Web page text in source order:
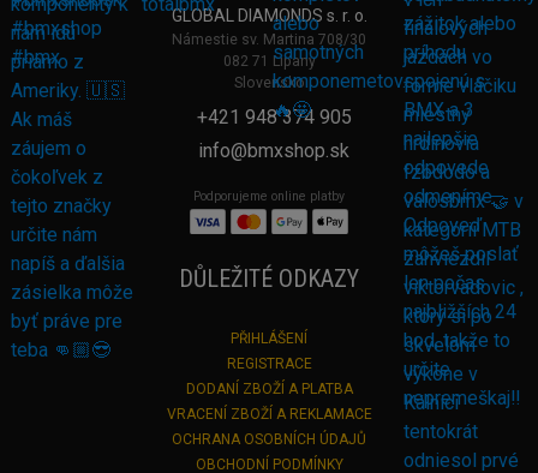
GLOBAL DIAMONDS s. r. o.
Námestie sv. Martina 708/30
082 71 Lipany
Slovensko
+421 948 374 905
info@bmxshop.sk
Podporujeme online platby
DŮLEŽITÉ ODKAZY
PŘIHLÁŠENÍ
REGISTRACE
DODANÍ ZBOŽÍ A PLATBA
VRACENÍ ZBOŽÍ A REKLAMACE
OCHRANA OSOBNÍCH ÚDAJŮ
OBCHODNÍ PODMÍNKY